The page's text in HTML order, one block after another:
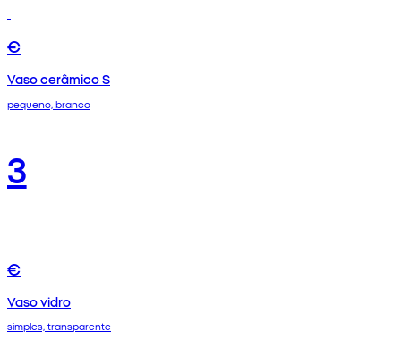
€
Vaso cerâmico S
pequeno, branco
3
€
Vaso vidro
simples, transparente